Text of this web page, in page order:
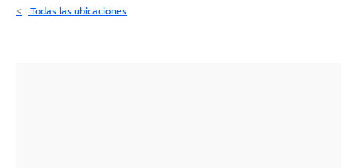
Todas las ubicaciones